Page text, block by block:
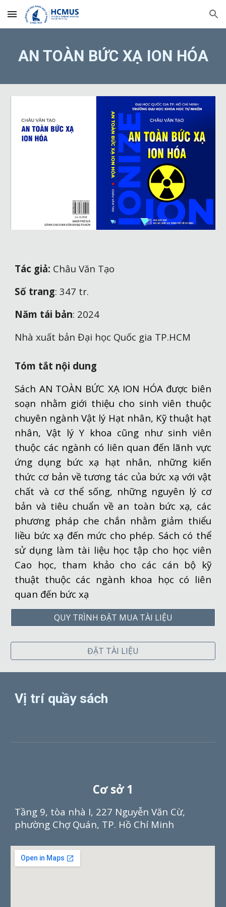
Skip to main content Skip to navigation
AN TOÀN BỨC XẠ ION HÓA
Tác giả: Châu Văn Tạo
Số trang:347 tr.
Năm tái bản: 2024
Nhà xuất bản Đại học Quốc gia TP.HCM
Tóm tắt nội dung
Sách AN TOÀN BỨC XẠ ION HÓA được biên
soạn nhằm giới thiệu cho sinh viên thuộc
chuyên ngành Vật lý Hạt nhân, Kỹ thuật hạt
nhân, Vật lý Y khoa cũng như sinh viên
thuộc các ngành có liên quan đến lãnh vực
ứng dụng bức xạ hạt nhân, những kiến
thức cơ bản về tương tác của bức xạ với vật
chất và cơ thể sống, những nguyên lý cơ
bản và tiêu chuẩn về an toàn bức xạ, các
phương pháp che chắn nhằm giảm thiểu
liều bức xạ đến mức cho phép. Sách có thể
sử dụng làm tài liệu học tập cho học viên
Cao học, tham khảo cho các cán bộ kỹ
thuật thuộc các ngành khoa học có liên
quan đến bức xạ
QUY TRÌNH ĐẶT MUA TÀI LIỆU
ĐẶT TÀI LIỆU
Vị trí quầy sách
Cơ sở 1
Tầng 9, tòa nhà I, 227 Nguyễn Văn Cừ,
phường Chợ Quán, TP. Hồ Chí Minh